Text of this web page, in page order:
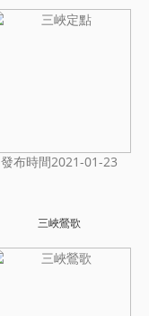
發布時間2021-01-23
三峽鶯歌